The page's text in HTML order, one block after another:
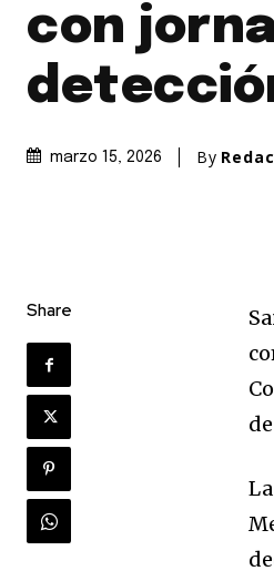
con
marzo 15, 2026 By
Share